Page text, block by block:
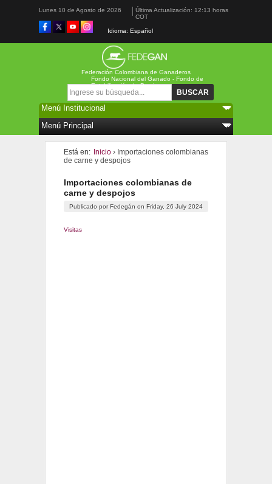
Lunes 10 de Agosto de 2026
Última Actualización: 12:13 horas
COT
Idioma: Español
Federación Colombiana de Ganaderos
Formulario de búsqueda
Fondo Nacional del Ganado - Fondo de
Estabilización de Precios
Está en: Inicio› Importaciones colombianas
de carne y despojos
Importaciones colombianas de
carne y despojos
Publicado por Fedegán on Friday, 26 July 2024
Visitas